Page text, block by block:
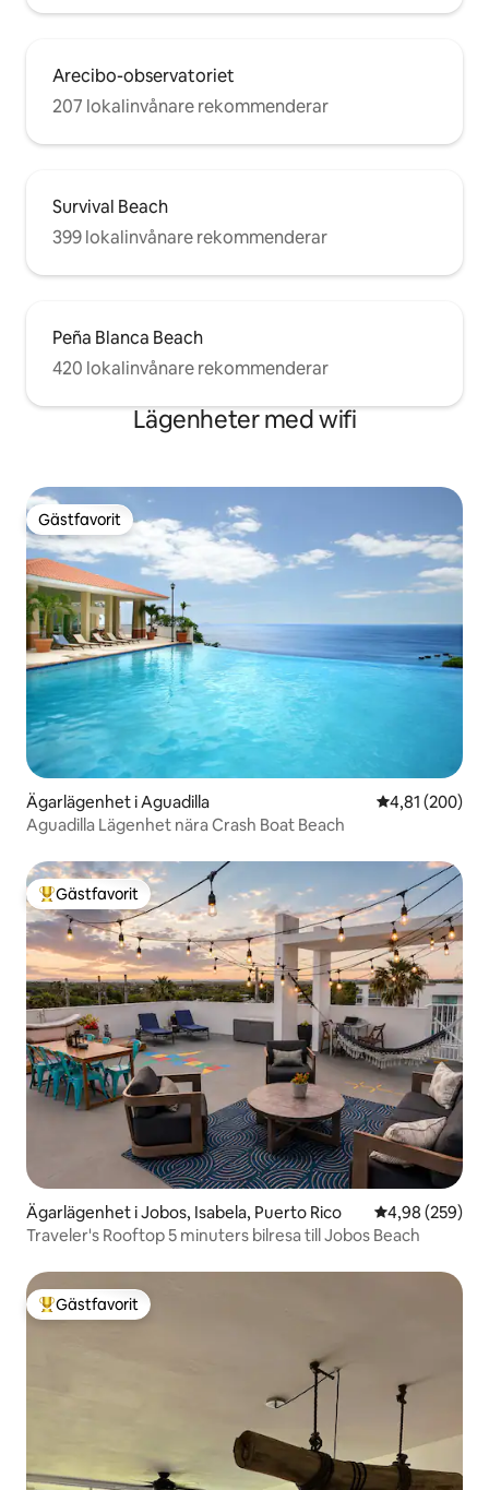
Arecibo-observatoriet
207 lokalinvånare rekommenderar
Survival Beach
399 lokalinvånare rekommenderar
Peña Blanca Beach
420 lokalinvånare rekommenderar
Lägenheter med wifi
Gästfavorit
Gästfavorit
Ägarlägenhet i Aguadilla 4,81 av 5 i
4,81 (200)
Aguadilla Lägenhet nära Crash Boat Beach
Populär gästfavorit
Gästfavorit
Ägarlägenhet i Jobos, Isabela, Puerto Rico 4,98 av 5 i
4,98 (259)
Traveler's Rooftop 5 minuters bilresa till Jobos Beach
Populär gästfavorit
Gästfavorit